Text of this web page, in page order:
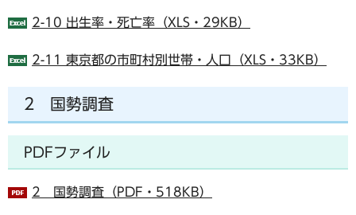
2-10 出生率・死亡率（XLS・29KB）
2-11 東京都の市町村別世帯・人口（XLS・33KB）
2 国勢調査
PDFファイル
2 国勢調査（PDF・518KB）